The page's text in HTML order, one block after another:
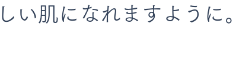
い肌になれますように。